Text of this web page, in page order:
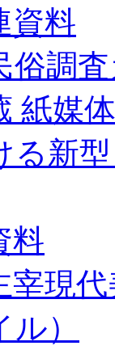
資料
調査
紙媒
る新
料
宰現
）